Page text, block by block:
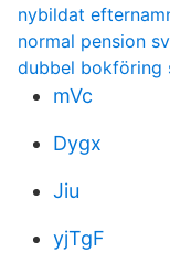
nybildat
normal pension
dubbel bokföring
mVc
Dygx
Jiu
yjTgF